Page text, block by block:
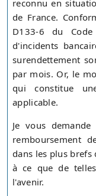
reconnu en
de France.
D133-6 du
d'incidents
surendettement
par mois. Or, le
qui constitue
applicable.
Je vous
remboursement
dans les plus
à ce que de
l'avenir.